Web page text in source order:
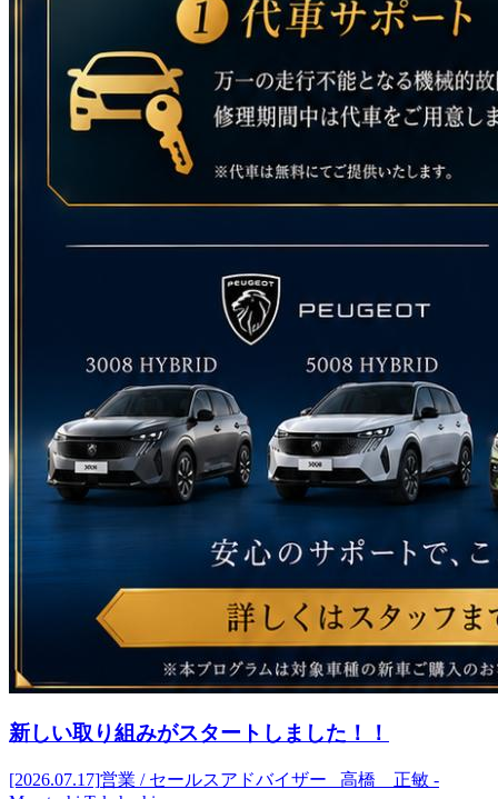
新しい取り組みがスタートしました！！
[2026.07.17]営業 / セールスアドバイザー 高橋 正敏 -